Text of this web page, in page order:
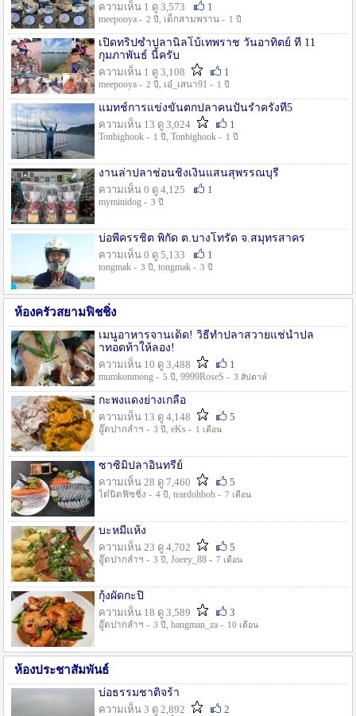
ความเห็น 1 ดู 3,573
1
meepooya - 2 ปี , เด็กสามพราน - 1 ปี
เปิดทริปซ้ำปลานิลโบ้เทพราช วันอาทิตย์ ที่ 11
กุมภาพันธ์ นี้ครับ
ความเห็น 1 ดู 3,108
1
meepooya - 2 ปี , เอ๋_เสนา91 - 1 ปี
แมทช์การแข่งขั้นตกปลาคนปั้นรำครั้งที่5
ความเห็น 13 ดู 3,024
1
Tonbighook - 1 ปี , Tonbighook - 1 ปี
งานล่าปลาช่อนชิงเงินแสนสุพรรณบุรี
ความเห็น 0 ดู 4,125
1
myminidog - 3 ปี
บ่อพี่ครรชิต พิกัด ต.บางโทรัด จ.สมุทรสาคร
ความเห็น 0 ดู 5,133
1
tongmak - 3 ปี , tongmak - 3 ปี
ห้องครัวสยามฟิชชิ่ง
เมนูอาหารจานเด็ด! วิธีทำปลาสวายแช่น้ำปล
าทอดท้าให้ลอง!
ความเห็น 10 ดู 3,488
1
mumkonmong - 5 ปี , 9999RoseS - 3 สัปดาห์
กะพงแดงย่างเกลือ
ความเห็น 13 ดู 4,148
5
อู๊ดปากลำฯ - 3 ปี , eKs - 1 เดือน
ซาซิมิปลาอินทรีย์
ความเห็น 28 ดู 7,460
5
ไต๋นิตฟิชชิ่ง - 4 ปี , teardohboh - 7 เดือน
บะหมี่แห้ง
ความเห็น 23 ดู 4,702
5
อู๊ดปากลำฯ - 3 ปี , Joeey_88 - 7 เดือน
กุ้งผัดกะปิ
ความเห็น 18 ดู 3,589
3
อู๊ดปากลำฯ - 3 ปี , hangman_za - 10 เดือน
ห้องประชาสัมพันธ์
บ่อธรรมชาติจร้า
ความเห็น 3 ดู 2,892
2